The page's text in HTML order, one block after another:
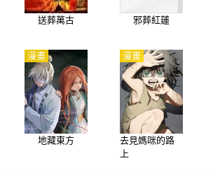
送葬萬古 邪葬紅蓮
地藏東方
漫畫
去見媽咪的路
上
漫畫